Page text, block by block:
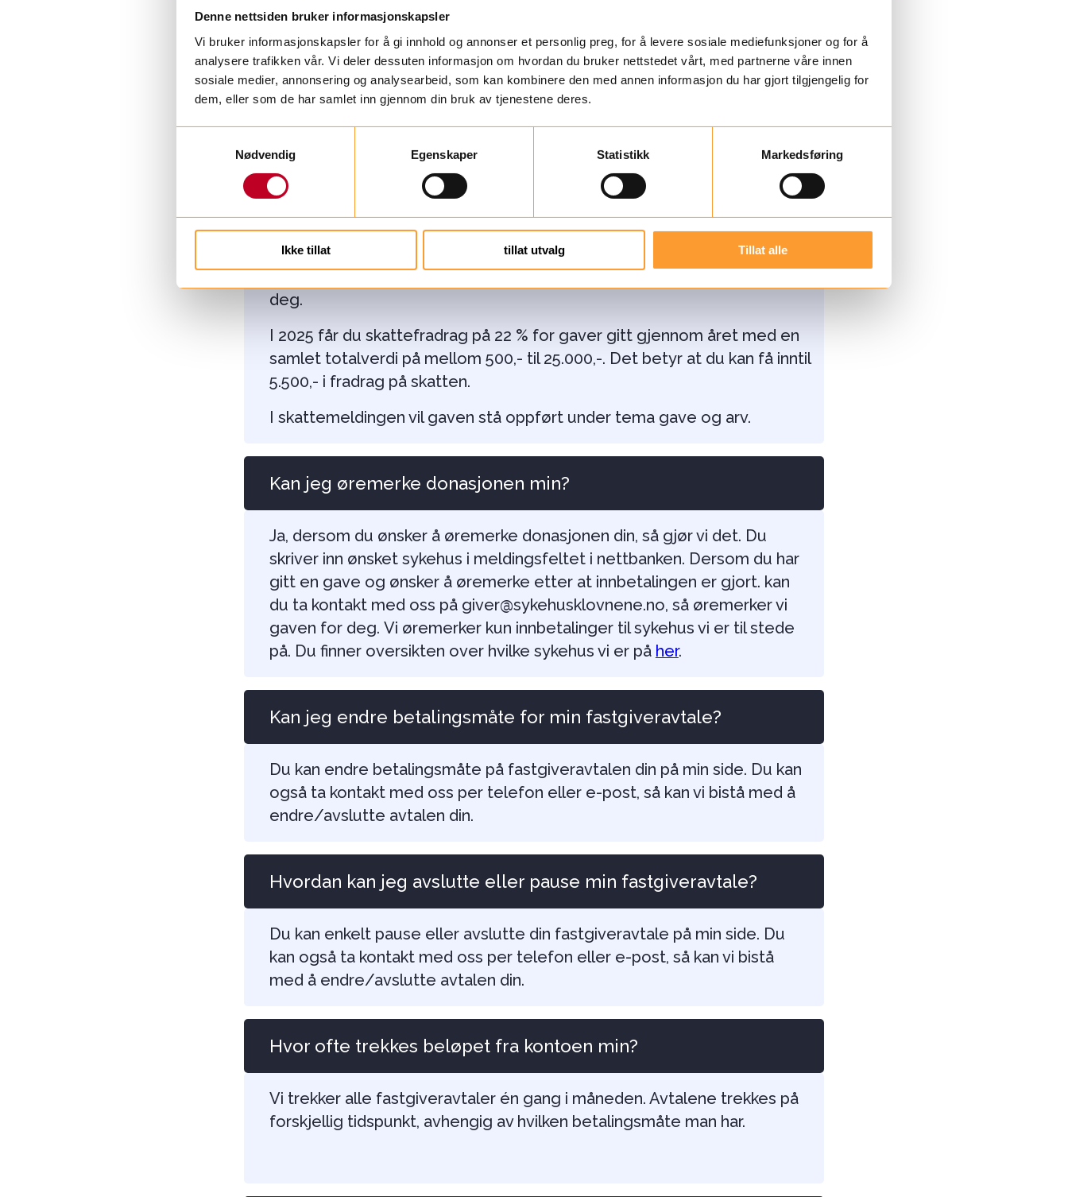
Denne nettsiden bruker informasjonskapsler
Vi bruker informasjonskapsler for å gi innhold og annonser et personlig preg, for å levere sosiale mediefunksjoner og for å
analysere trafikken vår. Vi deler dessuten informasjon om hvordan du bruker nettstedet vårt, med partnerne våre innen
sosiale medier, annonsering og analysearbeid, som kan kombinere den med annen informasjon du har gjort tilgjengelig for
dem, eller som de har samlet inn gjennom din bruk av tjenestene deres.
v
Nødvendig Egenskaper Statistikk Markedsføring
Ikke tillat tillat utvalg Tillat alle
Ofte stilte spørsmål
Kan jeg få skattefradrag for gaven min?
Alle gaver mellom 500 kr og 25 000 kr gir deg rett til skattefradrag. Du
trenger ikke å dokumentere dette selv, vi sender beløpet til
fødsels - og personnummer. Dette kan du fylle inn selv påmin side eller
ta kontakt med oss per telefon 45 05 99 77 (tast 1) eller e-post
tilgiver@sykehusklovnene.no, så fyller vi det inn i giversystemet for
deg.
I 2025 får du skattefradrag på 22 % for gaver gitt gjennom året med en
samlet totalverdi på mellom 500,- til 25.000,-. Det betyr at du kan få inntil
5.500,- i fradrag på skatten.
I skattemeldingen vil gaven stå oppført under tema gave og arv.
Kan jeg øremerke donasjonen min?
Ja, dersom du ønsker å øremerke donasjonen din, så gjør vi det. Du
skriver inn ønsket sykehus i meldingsfeltet i nettbanken. Dersom du har
gitt en gave og ønsker å øremerke etter at innbetalingen er gjort. kan
du ta kontakt med oss på giver@sykehusklovnene.no, så øremerker vi
gaven for deg. Vi øremerker kun innbetalinger til sykehus vi er til stede
på. Du finner oversikten over hvilke sykehus vi er på her.
Kan jeg endre betalingsmåte for min fastgiveravtale?
Du kan endre betalingsmåte på fastgiveravtalen din på min side. Du kan
også ta kontakt med oss per telefon eller e-post, så kan vi bistå med å
endre/avslutte avtalen din.
Hvordan kan jeg avslutte eller pause min fastgiveravtale?
Du kan enkelt pause eller avslutte din fastgiveravtale på min side. Du
kan også ta kontakt med oss per telefon eller e-post, så kan vi bistå
med å endre/avslutte avtalen din.
Hvor ofte trekkes beløpet fra kontoen min?
Vi trekker alle fastgiveravtaler én gang i måneden. Avtalene trekkes på
forskjellig tidspunkt, avhengig av hvilken betalingsmåte man har.